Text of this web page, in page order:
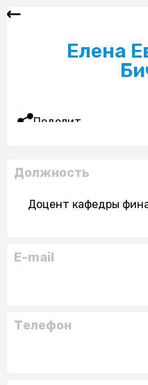
Елена
Поделиться
Должность
Доцент кафедры
E-mail
Телефон